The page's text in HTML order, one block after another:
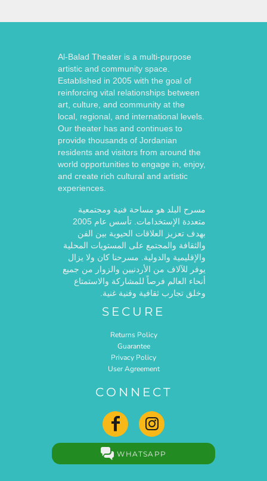
Al-Balad Theater is a multi-purpose
artistic and community space.
Established in 2005 with the goal of
reinforcing vital relationships between
art, culture, and community at the
local, regional, and international levels.
Our theater has and continues to
provide thousands of Jordanian
residents and visitors from around the
world opportunities to engage in, enjoy,
and create rich cultural and artistic
experiences.
مسرح البلد هو مساحة فنية ومجتمعية
متعددة الإستخدامات. تأسس عام 2005
بهدف تعزيز العلاقات الحيوية بين الفن
والثقافة والمجتمع على المستويات المحلية
والإقليمية والدولية. مسرحنا كان ولا يزال
يوفر للآلاف من الأردنيين والزوار من جميع
أنحاء العالم فرصاً للمشاركة والاستمتاع
وخلق تجارب ثقافية وفنية غنية.
SECURE
Returns Policy
Guarantee
Privacy Policy
User Agreement
CONNECT
WHATSAPP